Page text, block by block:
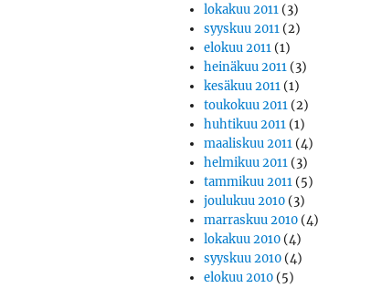
lokakuu 2011 (3)
syyskuu 2011 (2)
elokuu 2011 (1)
heinäkuu 2011 (3)
kesäkuu 2011 (1)
toukokuu 2011 (2)
huhtikuu 2011 (1)
maaliskuu 2011 (4)
helmikuu 2011 (3)
tammikuu 2011 (5)
joulukuu 2010 (3)
marraskuu 2010 (4)
lokakuu 2010 (4)
syyskuu 2010 (4)
elokuu 2010 (5)